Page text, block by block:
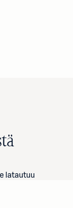
latautuu